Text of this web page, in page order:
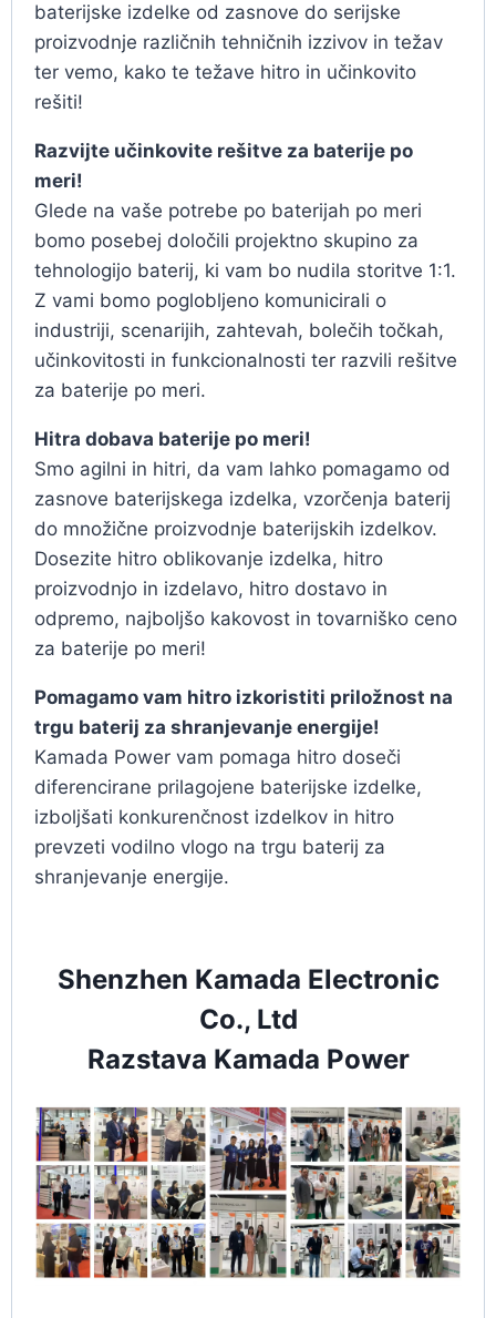
baterijske izdelke od zasnove do serijske
proizvodnje različnih tehničnih izzivov in težav
ter vemo, kako te težave hitro in učinkovito
rešiti!
Razvijte učinkovite rešitve za baterije po
meri!
Glede na vaše potrebe po baterijah po meri
bomo posebej določili projektno skupino za
tehnologijo baterij, ki vam bo nudila storitve 1:1.
Z vami bomo poglobljeno komunicirali o
industriji, scenarijih, zahtevah, bolečih točkah,
učinkovitosti in funkcionalnosti ter razvili rešitve
za baterije po meri.
Hitra dobava baterije po meri!
Smo agilni in hitri, da vam lahko pomagamo od
zasnove baterijskega izdelka, vzorčenja baterij
do množične proizvodnje baterijskih izdelkov.
Dosezite hitro oblikovanje izdelka, hitro
proizvodnjo in izdelavo, hitro dostavo in
odpremo, najboljšo kakovost in tovarniško ceno
za baterije po meri!
Pomagamo vam hitro izkoristiti priložnost na
trgu baterij za shranjevanje energije!
Kamada Power vam pomaga hitro doseči
diferencirane prilagojene baterijske izdelke,
izboljšati konkurenčnost izdelkov in hitro
prevzeti vodilno vlogo na trgu baterij za
shranjevanje energije.
Shenzhen Kamada Electronic
Co., Ltd
Razstava Kamada Power